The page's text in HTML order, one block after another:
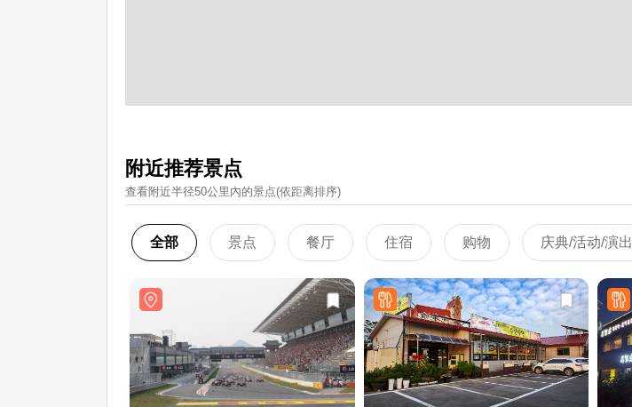
附近推荐景点
查看附近半径50公里內的景点(依距离排序)
全部 景点 餐厅 住宿 购物 庆典/活动/演出